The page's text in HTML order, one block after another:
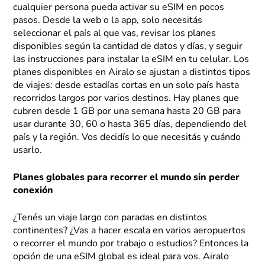
cualquier persona pueda activar su eSIM en pocos
pasos. Desde la web o la app, solo necesitás
seleccionar el país al que vas, revisar los planes
disponibles según la cantidad de datos y días, y seguir
las instrucciones para instalar la eSIM en tu celular. Los
planes disponibles en Airalo se ajustan a distintos tipos
de viajes: desde estadías cortas en un solo país hasta
recorridos largos por varios destinos. Hay planes que
cubren desde 1 GB por una semana hasta 20 GB para
usar durante 30, 60 o hasta 365 días, dependiendo del
país y la región. Vos decidís lo que necesitás y cuándo
usarlo.
Planes globales para recorrer el mundo sin perder
conexión
¿Tenés un viaje largo con paradas en distintos
continentes? ¿Vas a hacer escala en varios aeropuertos
o recorrer el mundo por trabajo o estudios? Entonces la
opción de una eSIM global es ideal para vos. Airalo